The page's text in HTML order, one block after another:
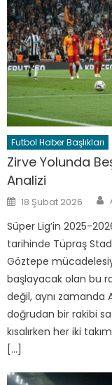
Futbol Haber Başlıkları
Zirve Yolunda
Analizi
Posted
on
18 Şubat 2026
Süper Lig’in 2025-
tarihinde Tüpraş
Göztepe
başlayacak olan bu
değil, aynı zamanda
doğrudan bir rakibi
kısalırken her iki
[…]